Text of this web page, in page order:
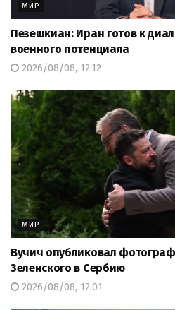
МИР
Пезешкиан: Иран готов к
военного потенциала
2026/08/08, 12:12
МИР
Вучич опубликовал
Зеленского в Сербию
2026/08/08, 12:01